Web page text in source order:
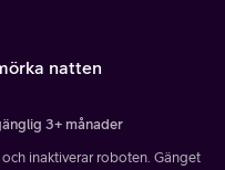
natten
3+ månader
inaktiverar roboten. Gänget